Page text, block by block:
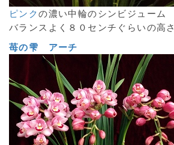
ピンクの濃い中輪のシンビジューム
バランスよく８０センチぐらいの高さ
苺の雫 アーチ